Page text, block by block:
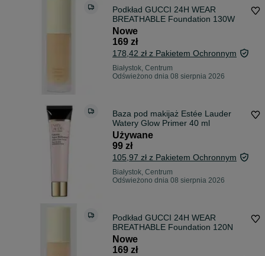
Podkład GUCCI 24H WEAR
BREATHABLE Foundation 130W
Nowe
169 zł
178,42 zł z Pakietem Ochronnym
Białystok, Centrum
Odświeżono dnia 08 sierpnia 2026
Baza pod makijaż Estée Lauder
Watery Glow Primer 40 ml
Używane
99 zł
105,97 zł z Pakietem Ochronnym
Białystok, Centrum
Odświeżono dnia 08 sierpnia 2026
Podkład GUCCI 24H WEAR
BREATHABLE Foundation 120N
Nowe
169 zł